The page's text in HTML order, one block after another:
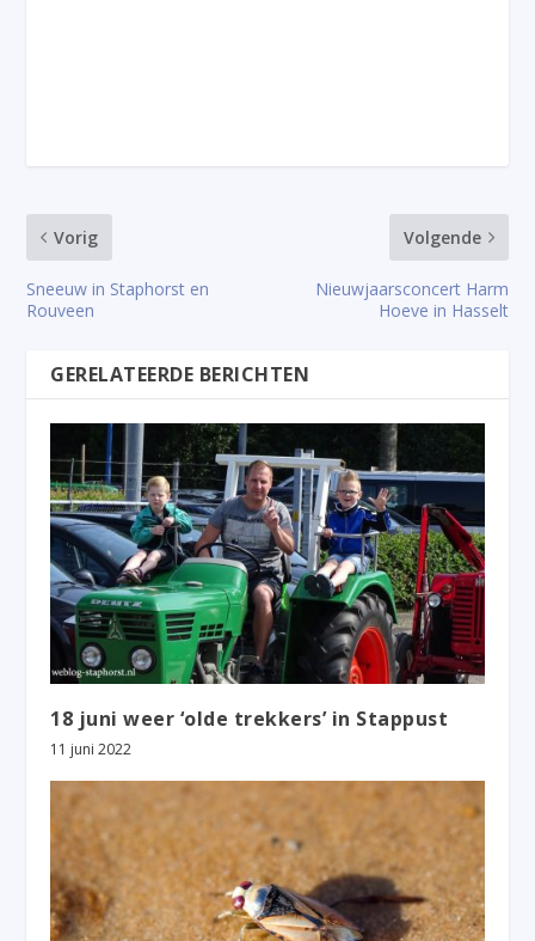
Vorig
Sneeuw in Staphorst en
Rouveen
Volgende
Nieuwjaarsconcert Harm
Hoeve in Hasselt
GERELATEERDE BERICHTEN
18 juni weer ‘olde trekkers’ in Stappust
11 juni 2022